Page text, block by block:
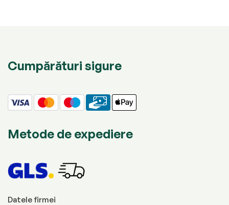
Cumpărături sigure
Metode de expediere
Datele firmei